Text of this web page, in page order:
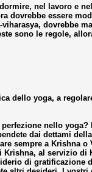
nel lavoro e
dovrebbe essere
dovrebbe
sono le regole,
dello yoga, a
nello
dai dettami
sempre a Krishna
al servizio
di